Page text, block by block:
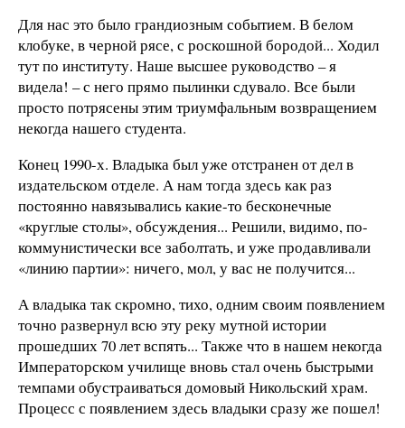
Для нас это было грандиозным событием. В белом
клобуке, в черной рясе, с роскошной бородой... Ходил
тут по институту. Наше высшее руководство – я
видела! – с него прямо пылинки сдувало. Все были
просто потрясены этим триумфальным возвращением
некогда нашего студента.
Конец 1990-х. Владыка был уже отстранен от дел в
издательском отделе. А нам тогда здесь как раз
постоянно навязывались какие-то бесконечные
«круглые столы», обсуждения... Решили, видимо, по-
коммунистически все заболтать, и уже продавливали
«линию партии»: ничего, мол, у вас не получится...
А владыка так скромно, тихо, одним своим появлением
точно развернул всю эту реку мутной истории
прошедших 70 лет вспять... Также что в нашем некогда
Императорском училище вновь стал очень быстрыми
темпами обустраиваться домовый Никольский храм.
Процесс с появлением здесь владыки сразу же пошел!